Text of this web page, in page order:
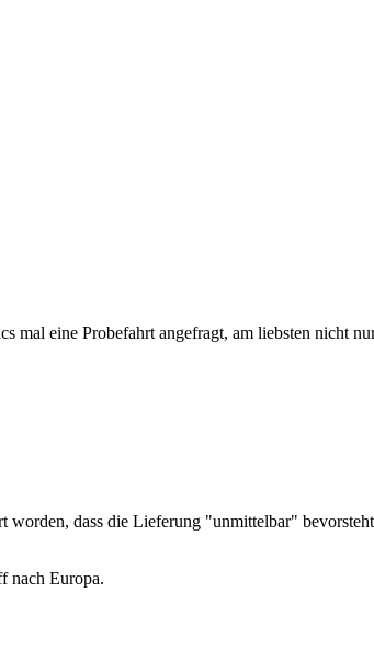
mal eine Probefahrt angefragt, am liebsten nicht
dass die Lieferung "unmittelbar"
nach Europa.